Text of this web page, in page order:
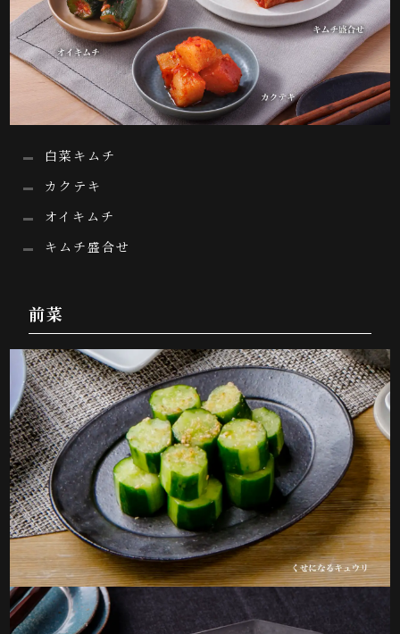
白菜キムチ
カクテキ
オイキムチ
キムチ盛合せ
前菜